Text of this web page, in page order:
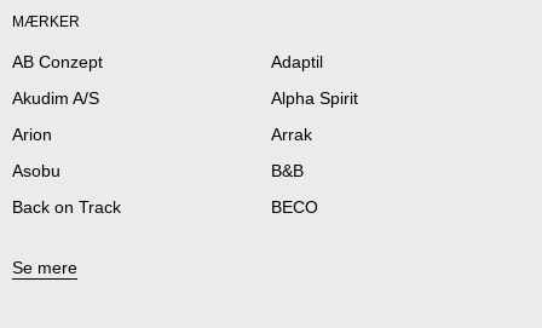
MÆRKER
AB Conzept
Adaptil
Akudim A/S
Alpha Spirit
Arion
Arrak
Asobu
B&B
Back on Track
BECO
Se mere